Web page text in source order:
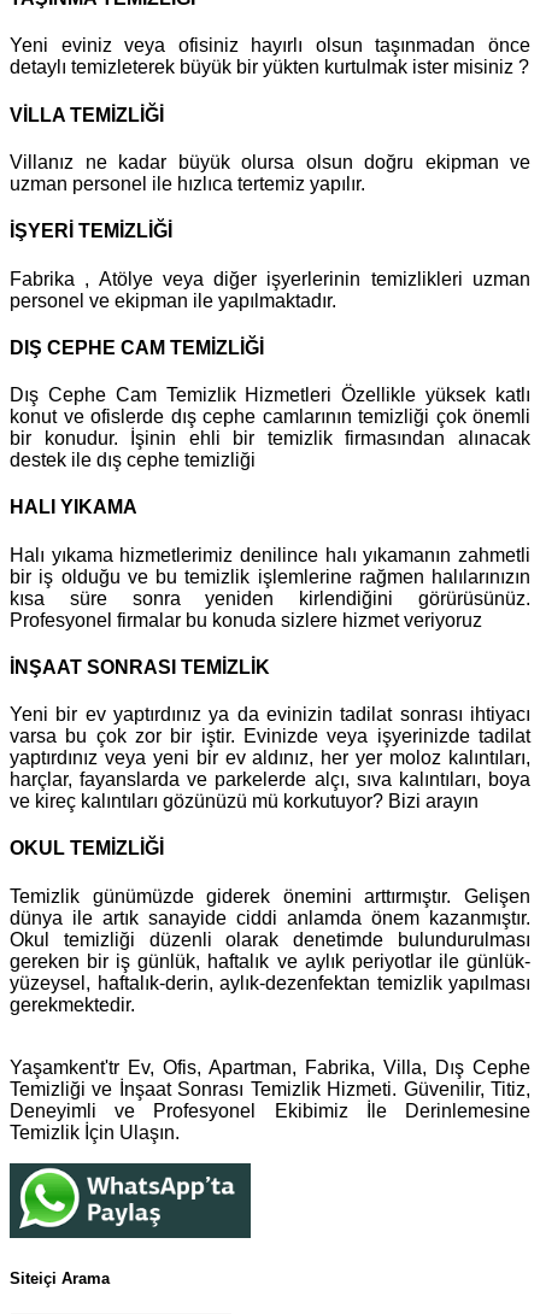
Yeni eviniz veya ofisiniz hayırlı olsun taşınmadan önce
detaylı temizleterek büyük bir yükten kurtulmak ister misiniz ?
VİLLA TEMİZLİĞİ
Villanız ne kadar büyük olursa olsun doğru ekipman ve
uzman personel ile hızlıca tertemiz yapılır.
İŞYERİ TEMİZLİĞİ
Fabrika , Atölye veya diğer işyerlerinin temizlikleri uzman
personel ve ekipman ile yapılmaktadır.
DIŞ CEPHE CAM TEMİZLİĞİ
Dış Cephe Cam Temizlik Hizmetleri Özellikle yüksek katlı
konut ve ofislerde dış cephe camlarının temizliği çok önemli
bir konudur. İşinin ehli bir temizlik firmasından alınacak
destek ile dış cephe temizliği
HALI YIKAMA
Halı yıkama hizmetlerimiz denilince halı yıkamanın zahmetli
bir iş olduğu ve bu temizlik işlemlerine rağmen halılarınızın
kısa süre sonra yeniden kirlendiğini görürüsünüz.
Profesyonel firmalar bu konuda sizlere hizmet veriyoruz
İNŞAAT SONRASI TEMİZLİK
Yeni bir ev yaptırdınız ya da evinizin tadilat sonrası ihtiyacı
varsa bu çok zor bir iştir. Evinizde veya işyerinizde tadilat
yaptırdınız veya yeni bir ev aldınız, her yer moloz kalıntıları,
harçlar, fayanslarda ve parkelerde alçı, sıva kalıntıları, boya
ve kireç kalıntıları gözünüzü mü korkutuyor? Bizi arayın
OKUL TEMİZLİĞİ
Temizlik günümüzde giderek önemini arttırmıştır. Gelişen
dünya ile artık sanayide ciddi anlamda önem kazanmıştır.
Okul temizliği düzenli olarak denetimde bulundurulması
gereken bir iş günlük, haftalık ve aylık periyotlar ile günlük-
yüzeysel, haftalık-derin, aylık-dezenfektan temizlik yapılması
gerekmektedir.
Yaşamkent'tr Ev, Ofis, Apartman, Fabrika, Villa, Dış Cephe
Temizliği ve İnşaat Sonrası Temizlik Hizmeti. Güvenilir, Titiz,
Deneyimli ve Profesyonel Ekibimiz İle Derinlemesine
Temizlik İçin Ulaşın.
Siteiçi Arama